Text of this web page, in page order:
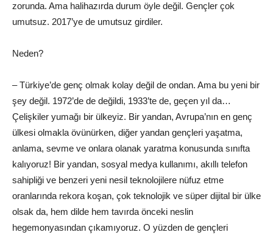
zorunda. Ama halihazırda durum öyle değil. Gençler çok
umutsuz. 2017’ye de umutsuz girdiler.
Neden?
– Türkiye’de genç olmak kolay değil de ondan. Ama bu yeni bir
şey değil. 1972’de de değildi, 1933’te de, geçen yıl da…
Çelişkiler yumağı bir ülkeyiz. Bir yandan, Avrupa’nın en genç
ülkesi olmakla övünürken, diğer yandan gençleri yaşatma,
anlama, sevme ve onlara olanak yaratma konusunda sınıfta
kalıyoruz! Bir yandan, sosyal medya kullanımı, akıllı telefon
sahipliği ve benzeri yeni nesil teknolojilere nüfuz etme
oranlarında rekora koşan, çok teknolojik ve süper dijital bir ülke
olsak da, hem dilde hem tavırda önceki neslin
hegemonyasından çıkamıyoruz. O yüzden de gençleri